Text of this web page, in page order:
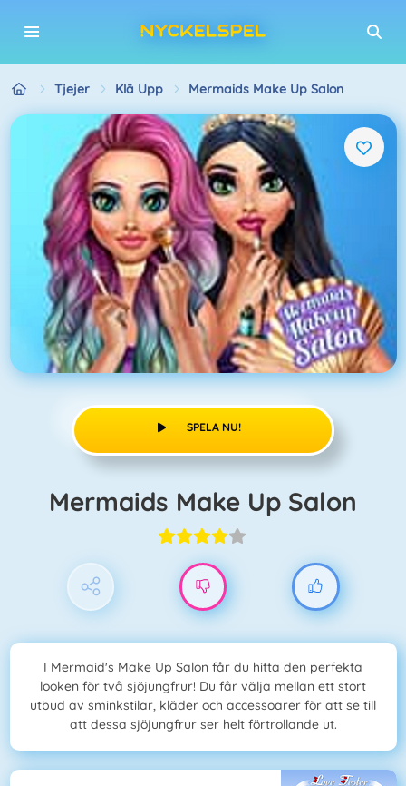
Tjejer Klä Upp Mermaids Make Up Salon
SPELA NU!
Mermaids Make Up Salon
I Mermaid's Make Up Salon får du hitta den perfekta
looken för två sjöjungfrur! Du får välja mellan ett stort
utbud av sminkstilar, kläder och accessoarer för att se till
att dessa sjöjungfrur ser helt förtrollande ut.